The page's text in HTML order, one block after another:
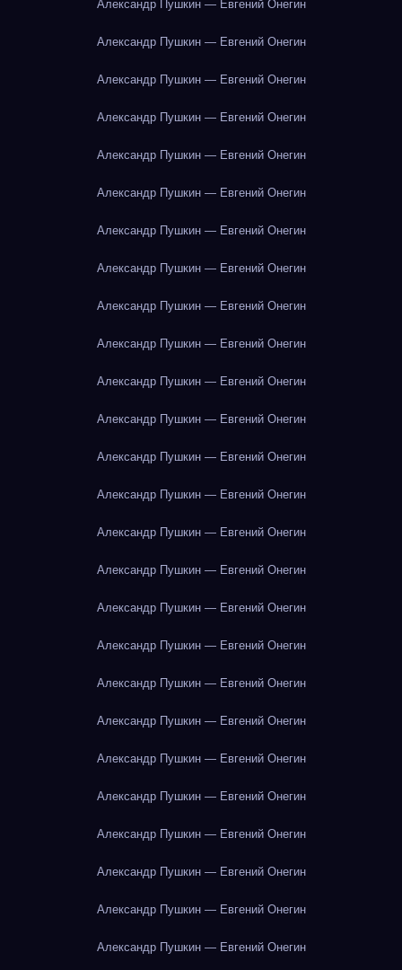
Александр Пушкин — Евгений Онегин
Александр Пушкин — Евгений Онегин
Александр Пушкин — Евгений Онегин
Александр Пушкин — Евгений Онегин
Александр Пушкин — Евгений Онегин
Александр Пушкин — Евгений Онегин
Александр Пушкин — Евгений Онегин
Александр Пушкин — Евгений Онегин
Александр Пушкин — Евгений Онегин
Александр Пушкин — Евгений Онегин
Александр Пушкин — Евгений Онегин
Александр Пушкин — Евгений Онегин
Александр Пушкин — Евгений Онегин
Александр Пушкин — Евгений Онегин
Александр Пушкин — Евгений Онегин
Александр Пушкин — Евгений Онегин
Александр Пушкин — Евгений Онегин
Александр Пушкин — Евгений Онегин
Александр Пушкин — Евгений Онегин
Александр Пушкин — Евгений Онегин
Александр Пушкин — Евгений Онегин
Александр Пушкин — Евгений Онегин
Александр Пушкин — Евгений Онегин
Александр Пушкин — Евгений Онегин
Александр Пушкин — Евгений Онегин
Александр Пушкин — Евгений Онегин